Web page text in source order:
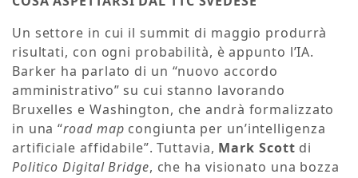
Un settore in cui il summit di maggio produrrà
risultati, con ogni probabilità, è appunto l’IA.
Barker ha parlato di un “nuovo accordo
amministrativo” su cui stanno lavorando
Bruxelles e Washington, che andrà formalizzato
in una “road map congiunta per un’intelligenza
artificiale affidabile”. Tuttavia, Mark Scott di
Politico Digital Bridge, che ha visionato una bozza